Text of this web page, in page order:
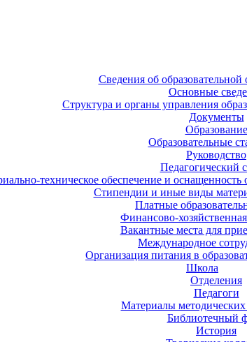
Сведения об образовательной
Основные
Структура и органы управления
Документы
Образование
Образовательные
Руководство
Педагогический
техническое обеспечение и оснащенность
Стипендии и иные виды
Платные
Финансово-
Вакантные места для
Международное
Организация питания в
Школа
Отделения
Педагоги
Материалы
Библиотечный
История